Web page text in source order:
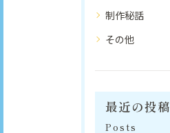
制作秘話
その他
最近の投稿
Posts